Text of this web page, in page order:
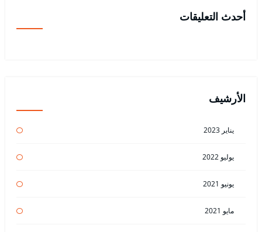
أحدث التعليقات
الأرشيف
يناير 2023
يوليو 2022
يونيو 2021
مايو 2021